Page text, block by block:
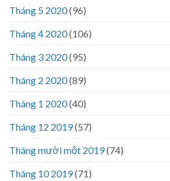
Tháng 5 2020(96)
Tháng 4 2020(106)
Tháng 3 2020(95)
Tháng 2 2020(89)
Tháng 1 2020(40)
Tháng 12 2019(57)
Tháng mười một 2019(74)
Tháng 10 2019(71)